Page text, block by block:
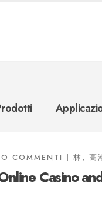
COMMENTI 林, 高
Casino